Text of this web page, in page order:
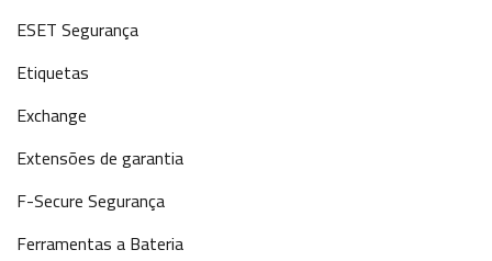
ESET Segurança
Etiquetas
Exchange
Extensões de garantia
F-Secure Segurança
Ferramentas a Bateria